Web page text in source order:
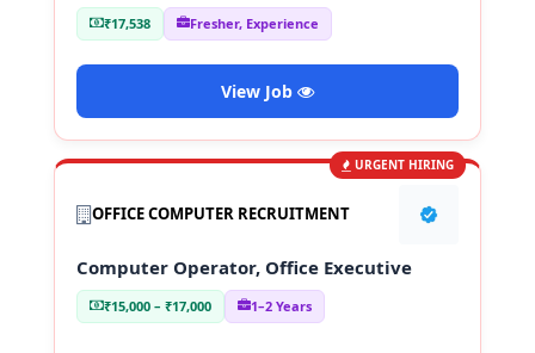
₹17,538 Fresher, Experience
View Job
URGENT HIRING
OFFICE COMPUTER RECRUITMENT
Computer Operator, Office Executive
₹15,000 – ₹17,000 1–2 Years